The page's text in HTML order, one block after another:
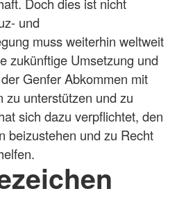
und
muss weiterhin weltweit
zukünftige Umsetzung und
Genfer Abkommen mit
zu unterstützen und zu
sich dazu verpflichtet, den
beizustehen und zu Recht